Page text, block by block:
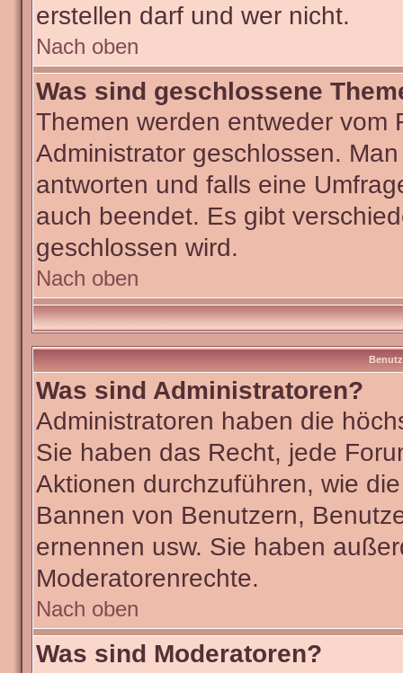
erstellen darf und wer nicht.
Nach oben
Was sind geschlossene
Themen werden entweder vom
Administrator geschlossen.
antworten und falls eine
auch beendet. Es gibt
geschlossen wird.
Nach oben
Was sind Administratoren?
Administratoren haben die
Sie haben das Recht, jede
Aktionen durchzuführen, wie
Bannen von Benutzern,
ernennen usw. Sie haben
Moderatorenrechte.
Nach oben
Was sind Moderatoren?